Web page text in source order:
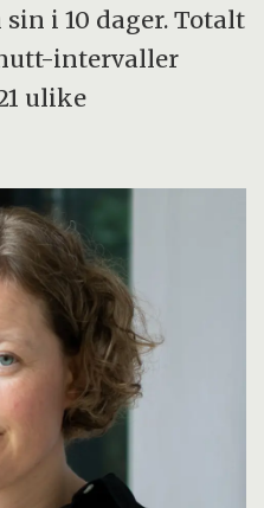
i 10 dager. Totalt
intervaller
ulike